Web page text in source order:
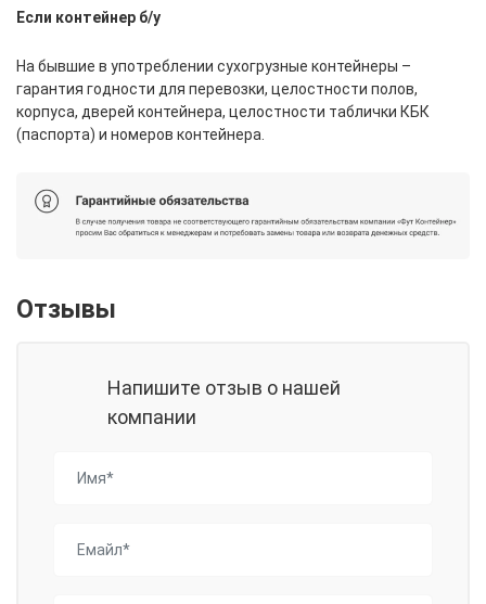
Если контейнер б/у
На бывшие в употреблении сухогрузные контейнеры –
гарантия годности для перевозки, целостности полов,
корпуса, дверей контейнера, целостности таблички КБК
(паспорта) и номеров контейнера.
Отзывы
Напишите отзыв о нашей
компании